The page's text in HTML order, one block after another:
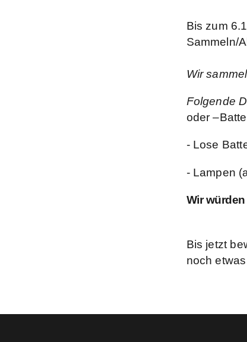
Bis zum
Sammeln/
Wir
Folgende
oder
- Lose
- Lampen
Wir
Bis jetzt
noch